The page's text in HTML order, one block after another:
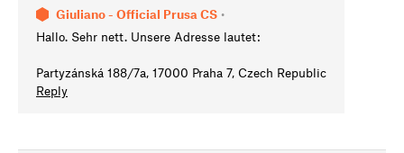
Giuliano - Official Prusa CS •
Hallo. Sehr nett. Unsere Adresse lautet:
Partyzánská 188/7a, 17000 Praha 7, Czech Republic
Reply